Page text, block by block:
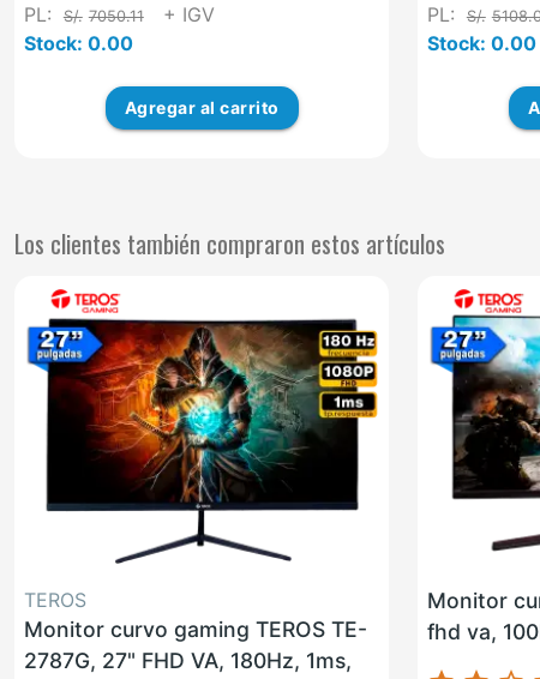
PL: S/. 7050.11
+ IGV
Stock: 0.00
Agregar al carrito
PL: S/.
Stock: 0.00
Los clientes también compraron estos artículos
TEROS
Monitor curvo gaming TEROS TE-
2787G, 27" FHD VA, 180Hz, 1ms,
Monitor
fhd va,